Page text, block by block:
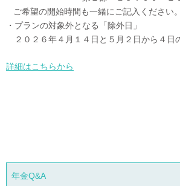
ご希望の開始時間も一緒にご記入ください。
・プランの対象外となる「除外日」
２０２６年４月１４日と５月２日から４日
詳細はこちらから
年金Q&A